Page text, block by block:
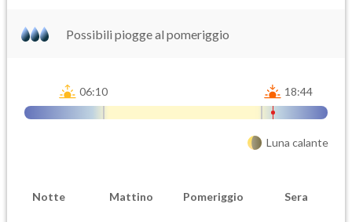
Possibili piogge al pomeriggio
06:10 18:44
Luna calante
Notte Mattino Pomeriggio Sera